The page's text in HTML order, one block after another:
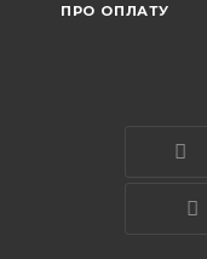
ПРО ОПЛАТУ